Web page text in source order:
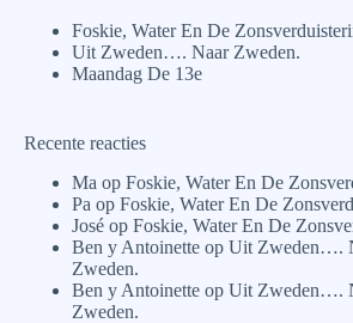
Foskie, Water En De
Uit Zweden…. Naar Zweden.
Maandag De 13e
Recente reacties
Ma op Foskie, Water En De
Pa op Foskie, Water En De
José op Foskie, Water En De
Ben y Antoinette op Uit Zweden….
Zweden.
Ben y Antoinette op Uit Zweden….
Zweden.